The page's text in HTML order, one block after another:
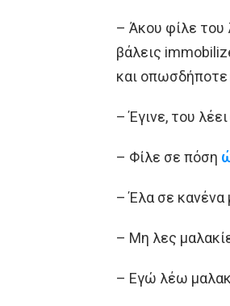
– Άκου φίλε του
βάλεις
και οπωσδήποτε
– Έγινε, του
– Φίλε σε πόση
– Έλα σε κανένα
– Μη λες
– Εγώ λέω